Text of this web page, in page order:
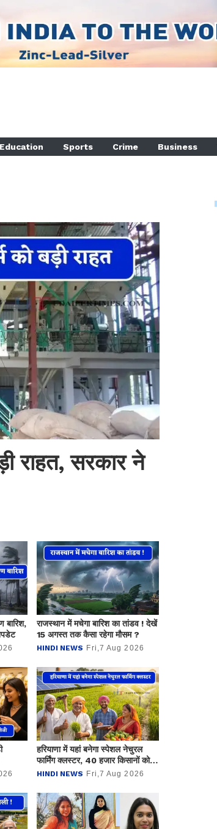
Education Sports Crime Business
राहत, सरकार ने
बारिश,
राजस्थान में मचेगा बारिश का तांडव ! देखें
15 अगस्त तक कैसा रहेगा मौसम ?
HINDI NEWS Fri,7 Aug 2026
हरियाणा में यहां बनेगा स्पेशल नेचुरल
फार्मिंग क्लस्टर, 40 हजार किसानों को
मिलेगी मास्टर ट्रेनिंग
HINDI NEWS Fri,7 Aug 2026